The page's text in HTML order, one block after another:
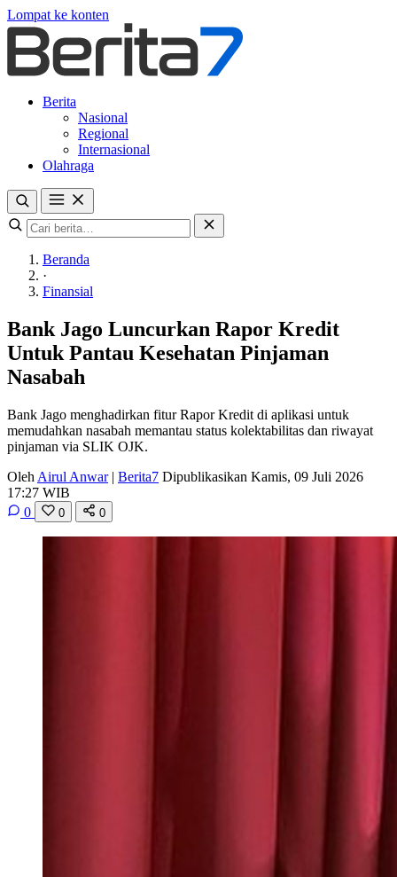
Lompat ke konten
Berita
Nasional
Regional
Internasional
Olahraga
Beranda
·
Finansial
Bank Jago Luncurkan Rapor Kredit
Untuk Pantau Kesehatan Pinjaman
Nasabah
Bank Jago menghadirkan fitur Rapor Kredit di aplikasi untuk
memudahkan nasabah memantau status kolektabilitas dan riwayat
pinjaman via SLIK OJK.
Oleh Airul Anwar | Berita7 Dipublikasikan Kamis, 09 Juli 2026
17:27 WIB
0
0 0